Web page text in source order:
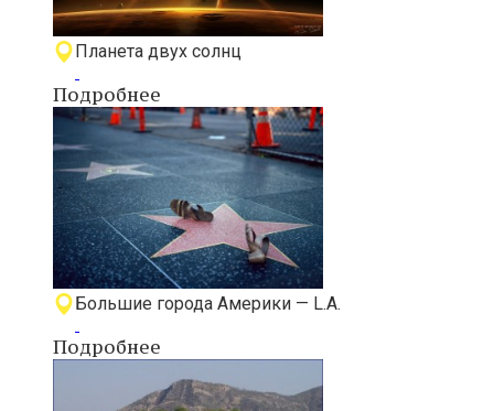
Планета двух солнц
Подробнее
Большие города Америки — L.A.
Подробнее